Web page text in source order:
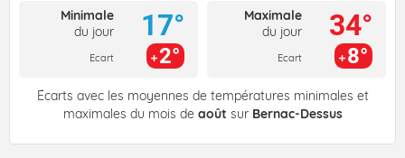
Minimale
du jour
Ecart
17°
2°
Maximale
du jour
Ecart
34°
8°
Écarts avec les moyennes de températures minimales et
maximales du mois de août sur Bernac-Dessus